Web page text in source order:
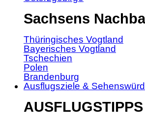
Sachsens
Thüringisches Vogtland
Bayerisches Vogtland
Tschechien
Polen
Brandenburg
Ausflugsziele &